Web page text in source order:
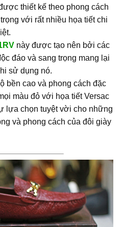
thiết kế theo phong cách
với rất nhiều họa tiết chi
này được tạo nên bởi các
đáo và sang trọng mang lại
sử dụng nó.
bền cao và phong cách đặc
màu đỏ với họa tiết Versac
lựa chọn tuyệt vời cho những
và phong cách của đôi giày